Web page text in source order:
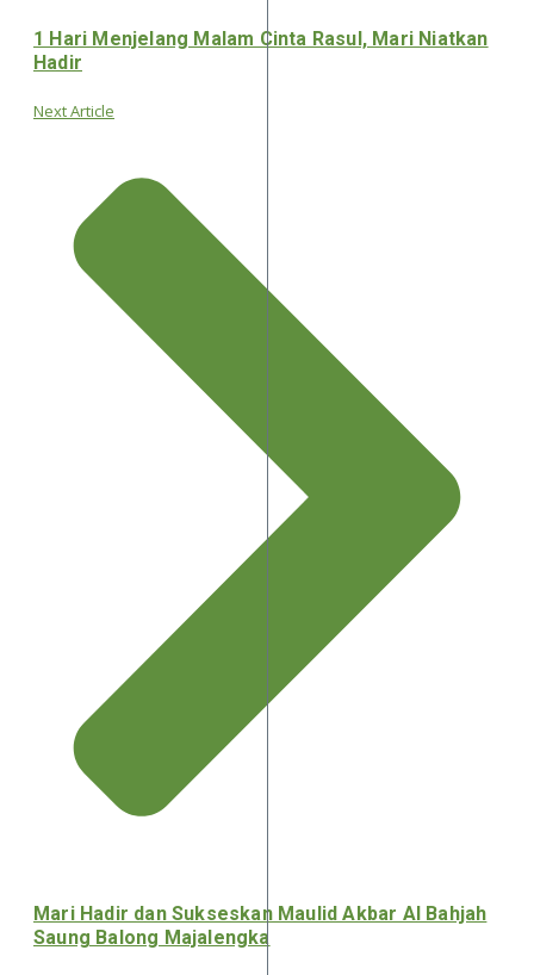
1 Hari Menjelang Malam Cinta Rasul, Mari Niatkan
Hadir
Next Article
Mari Hadir dan Sukseskan Maulid Akbar Al Bahjah
Saung Balong Majalengka